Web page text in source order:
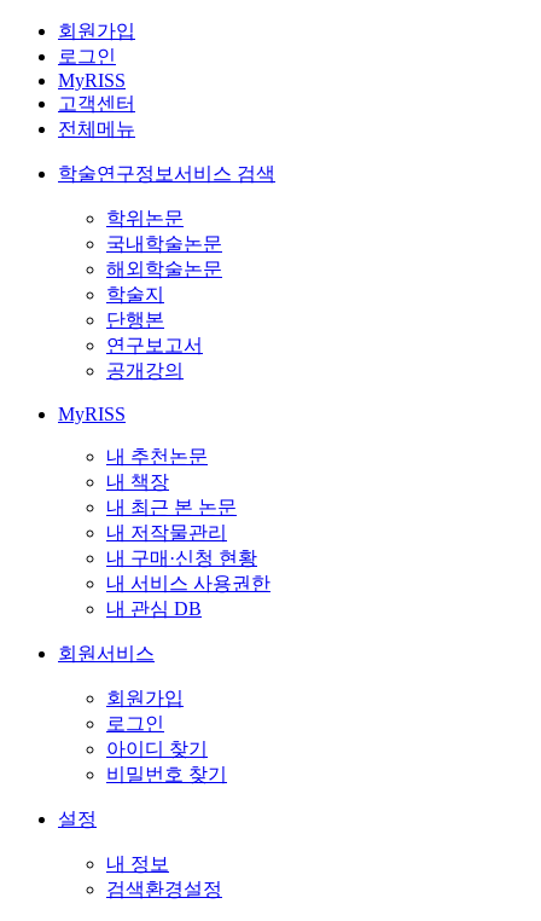
회원가입
로그인
MyRISS
고객센터
전체메뉴
학술연구정보서비스 검색
학위논문
국내학술논문
해외학술논문
학술지
단행본
연구보고서
공개강의
MyRISS
내 추천논문
내 책장
내 최근 본 논문
내 저작물관리
내 구매·신청 현황
내 서비스 사용권한
내 관심 DB
회원서비스
회원가입
로그인
아이디 찾기
비밀번호 찾기
설정
내 정보
검색환경설정